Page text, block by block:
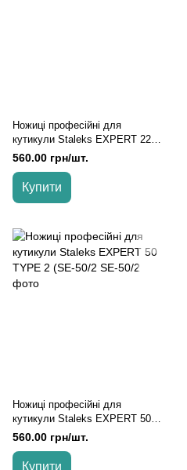
Ножиці професійні для
кутикули Staleks EXPERT 22
TYPE 1
560.00 грн/шт.
Купити
Ножиці професійні для
кутикули Staleks EXPERT 50
TYPE 2 (SE-50/2
560.00 грн/шт.
Купити